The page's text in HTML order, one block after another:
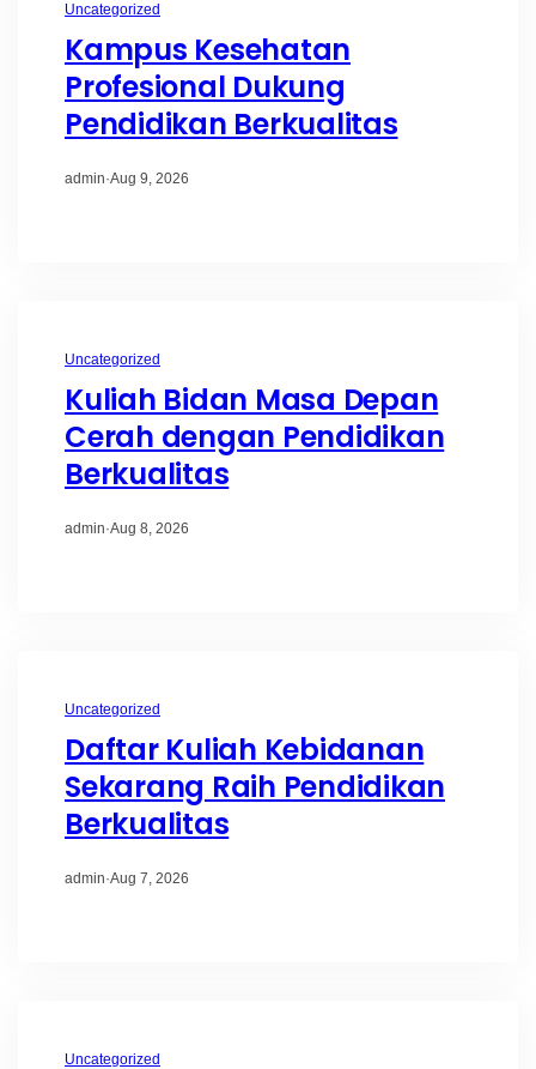
Uncategorized
Kampus Kesehatan
Profesional Dukung
Pendidikan Berkualitas
admin·Aug 9, 2026
Uncategorized
Kuliah Bidan Masa Depan
Cerah dengan Pendidikan
Berkualitas
admin·Aug 8, 2026
Uncategorized
Daftar Kuliah Kebidanan
Sekarang Raih Pendidikan
Berkualitas
admin·Aug 7, 2026
Uncategorized